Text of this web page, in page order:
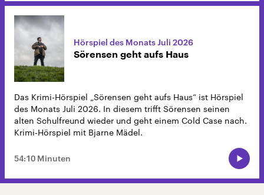
Hörspiel des Monats Juli 2026
Sörensen geht aufs Haus
Das Krimi-Hörspiel „Sörensen geht aufs Haus“ ist Hörspiel
des Monats Juli 2026. In diesem trifft Sörensen seinen
alten Schulfreund wieder und geht einem Cold Case nach.
Krimi-Hörspiel mit Bjarne Mädel.
54:10 Minuten